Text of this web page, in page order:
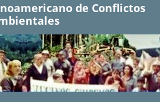
de Conflictos